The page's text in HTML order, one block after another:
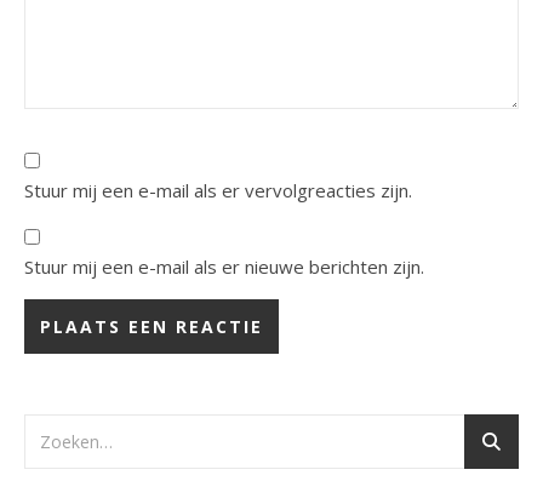
Stuur mij een e-mail als er vervolgreacties zijn.
Stuur mij een e-mail als er nieuwe berichten zijn.